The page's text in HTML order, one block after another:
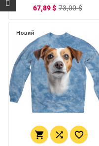
67,89 $ 73,00 $
Новий
  